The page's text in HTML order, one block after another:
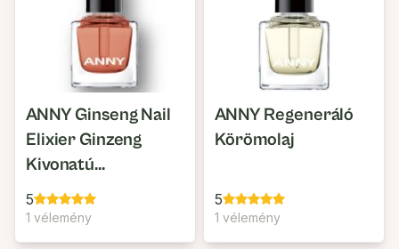
ANNY Ginseng Nail
Elixier Ginzeng
Kivonatú
Körömerősítő Elixír
5
1 vélemény
ANNY Regeneráló
Körömolaj
5
1 vélemény